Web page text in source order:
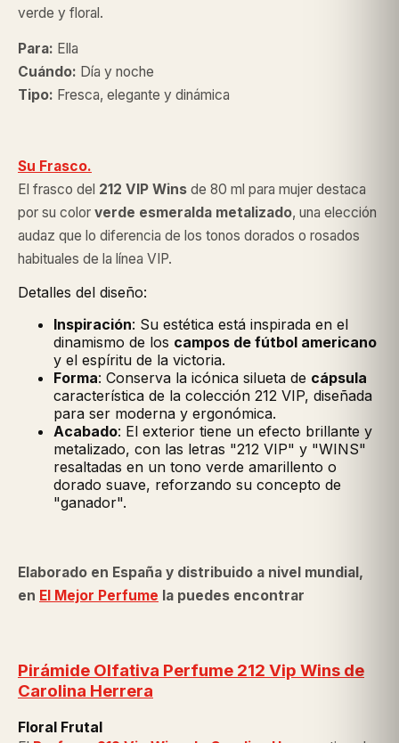
verde y floral.
Para: Ella
Cuándo: Día y noche
Tipo: Fresca, elegante y dinámica
Su Frasco.
El frasco del 212 VIP Wins de 80 ml para mujer destaca
por su color verde esmeralda metalizado, una elección
audaz que lo diferencia de los tonos dorados o rosados
habituales de la línea VIP.
Detalles del diseño:
Inspiración: Su estética está inspirada en el
dinamismo de los campos de fútbol americano
y el espíritu de la victoria.
Forma: Conserva la icónica silueta de cápsula
característica de la colección 212 VIP, diseñada
para ser moderna y ergonómica.
Acabado: El exterior tiene un efecto brillante y
metalizado, con las letras "212 VIP" y "WINS"
resaltadas en un tono verde amarillento o
dorado suave, reforzando su concepto de
"ganador".
Elaborado en España y distribuido a nivel mundial,
en El Mejor Perfume la puedes encontrar
Pirámide Olfativa Perfume 212 Vip Wins de
Carolina Herrera
Floral Frutal